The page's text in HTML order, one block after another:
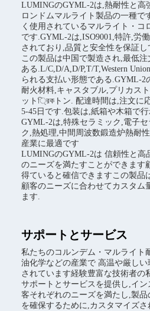
LUMINGのGYML-2は,熱耐性と高
ロンドムマルライト製品の一種で
く使用されているマルライト・コ
です.GYML-2は,ISO9001,特許,労
されており,品質と安全性を保証し
この製品は中国で製造され,最低
ある.L/C,D/A,D/P,T/T,Western
られる支払い形態である.GYML-2
耐火材料,キャスタブル,プリカス
ット্রিকトン. 配達時間は,注文に
5-45日です.包装は,紙箱や木箱で
GYML-2は,特殊セラミック,電子
ク,熱処理,中間周波数鍛造炉熱耐
産業に最適です
LUMINGのGYML-2は 信頼性と高
のニーズを満たすことができます
得ていると確信できますこの製品
顧客のニーズに合わせてカスタム
ます.
サポートとサービス
私たちのコルンデム・マルライト
油化学などの産業で 高温や厳し
されています経験豊富な技術者の
サポートとサービスを提供し,イ
客それぞれのニーズを満たし,製
を確保するために,カスタマイズ